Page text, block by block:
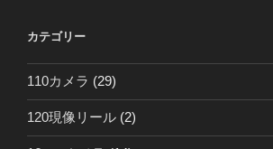
カテゴリー
110カメラ (29)
120現像リール (2)